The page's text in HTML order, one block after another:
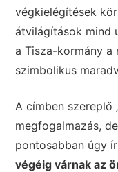
végkielégítések
átvilágítások mind
a Tisza-kormány a
szimbolikus
A címben szereplő
megfogalmazás,
pontosabban úgy
végéig várnak az